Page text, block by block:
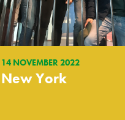
14 NOVEMBER 2022
New York